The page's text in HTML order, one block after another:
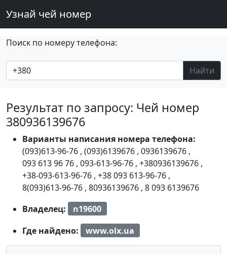
Узнай чей номер
Поиск по номеру телефона:
Найти
Результат по запросу: Чей номер
380936139676
Варианты написания номера телефона:
(093)613-96-76 , (093)6139676 , 0936139676 ,
093 613 96 76 , 093-613-96-76 , +380936139676 ,
+38-093-613-96-76 , +38 093 613-96-76 ,
8(093)613-96-76 , 80936139676 , 8 093 6139676
Владелец:
n19600
Где найдено:
www.olx.ua